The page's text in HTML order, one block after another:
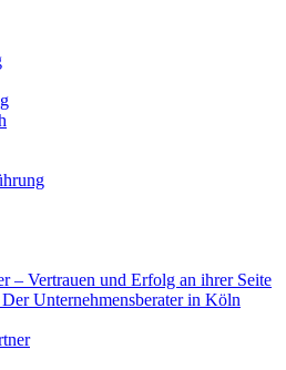
– Vertrauen und Erfolg an ihrer Seite
Unternehmensberater in Köln